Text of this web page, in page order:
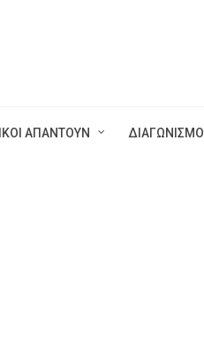
ΑΠΑΝΤΟΥΝ ΔΙΑΓΩΝΙΣΜΟΙ